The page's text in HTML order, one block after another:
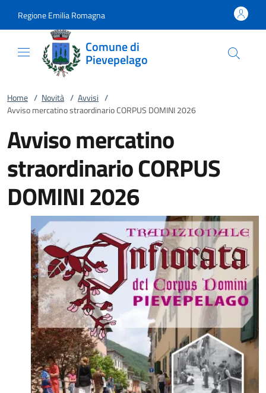
Regione Emilia Romagna
Comune di
Pievepelago
Home / Novità / Avvisi /
Avviso mercatino straordinario CORPUS DOMINI 2026
Avviso mercatino
straordinario CORPUS
DOMINI 2026